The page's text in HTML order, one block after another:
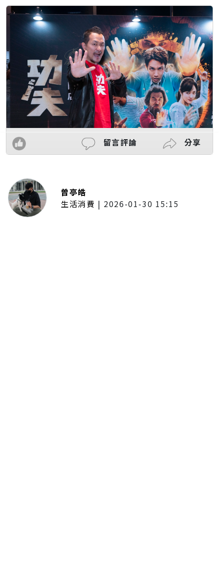
留言評論 分享
曾亭皓
生活消費 | 2026-01-30 15:15